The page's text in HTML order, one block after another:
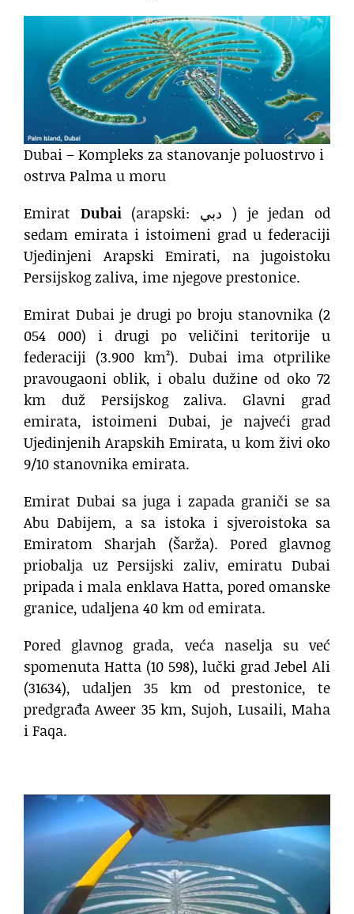
Dubai – Kompleks za stanovanje poluostrvo i
ostrva Palma u moru
Emirat Dubai(arapski: دبي‎ ) je jedan od
sedam emirata i istoimeni grad u federaciji
Ujedinjeni Arapski Emirati, na jugoistoku
Persijskog zaliva, ime njegove prestonice.
Emirat Dubai je drugi po broju stanovnika (2
054 000) i drugi po veličini teritorije u
federaciji (3.900 km²). Dubai ima otprilike
pravougaoni oblik, i obalu dužine od oko 72
km duž Persijskog zaliva. Glavni grad
emirata, istoimeni Dubai, je najveći grad
Ujedinjenih Arapskih Emirata, u kom živi oko
9/10 stanovnika emirata.
Emirat Dubai sa juga i zapada graniči se sa
Abu Dabijem, a sa istoka i sjveroistoka sa
Emiratom Sharjah (Šarža). Pored glavnog
priobalja uz Persijski zaliv, emiratu Dubai
pripada i mala enklava Hatta, pored omanske
granice, udaljena 40 km od emirata.
Pored glavnog grada, veća naselja su već
spomenuta Hatta (10 598), lučki grad Jebel Ali
(31634), udaljen 35 km od prestonice, te
predgrađa Aweer 35 km, Sujoh, Lusaili, Maha
i Faqa.